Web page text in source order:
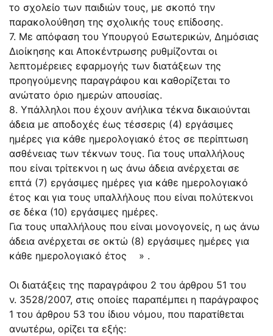
το σχολείο των παιδιών τους, με σκοπό την
παρακολούθηση της σχολικής τους επίδοσης.
7. Με απόφαση του Υπουργού Εσωτερικών, Δημόσιας
Διοίκησης και Αποκέντρωσης ρυθμίζονται οι
λεπτομέρειες εφαρμογής των διατάξεων της
προηγούμενης παραγράφου και καθορίζεται το
ανώτατο όριο ημερών απουσίας.
8. Υπάλληλοι που έχουν ανήλικα τέκνα δικαιούνται
άδεια με αποδοχές έως τέσσερις (4) εργάσιμες
ημέρες για κάθε ημερολογιακό έτος σε περίπτωση
ασθένειας των τέκνων τους. Για τους υπαλλήλους
που είναι τρίτεκνοι η ως άνω άδεια ανέρχεται σε
επτά (7) εργάσιμες ημέρες για κάθε ημερολογιακό
έτος και για τους υπαλλήλους που είναι πολύτεκνοι
σε δέκα (10) εργάσιμες ημέρες.
Για τους υπαλλήλους που είναι μονογονείς, η ως άνω
άδεια ανέρχεται σε οκτώ (8) εργάσιμες ημέρες για
κάθε ημερολογιακό έτος » .
Οι διατάξεις της παραγράφου 2 του άρθρου 51 του
ν. 3528/2007, στις οποίες παραπέμπει η παράγραφος
1 του άρθρου 53 του ίδιου νόμου, που παρατίθεται
ανωτέρω, ορίζει τα εξής: